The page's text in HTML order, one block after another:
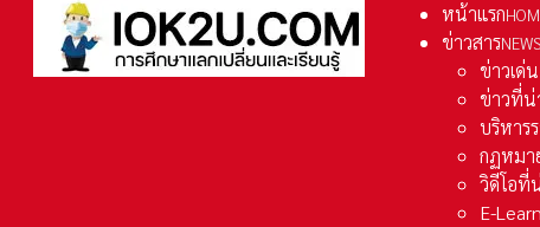
หน้าแรก
ข่าวสารNEWS
ข่าวเด่น
ข่าวที่น่
บริหาร
กฏหมา
วิดีโอที่
E-